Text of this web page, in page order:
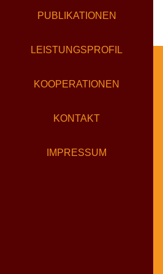
PUBLIKATIONEN
LEISTUNGSPROFIL
KOOPERATIONEN
KONTAKT
IMPRESSUM